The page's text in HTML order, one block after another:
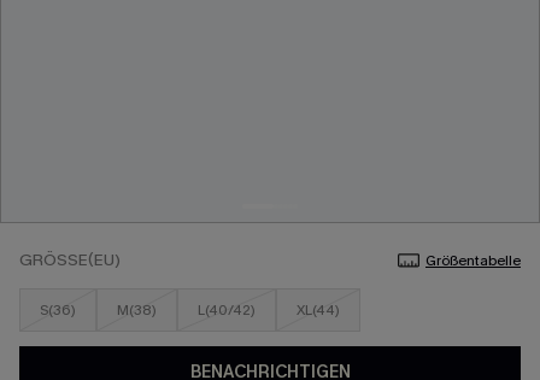
GRÖSSE(EU) Größentabelle
S(36) M(38) L(40/42) XL(44)
BENACHRICHTIGEN